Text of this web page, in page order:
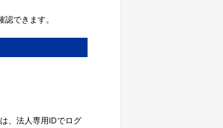
できます。
、法人専用IDでログ